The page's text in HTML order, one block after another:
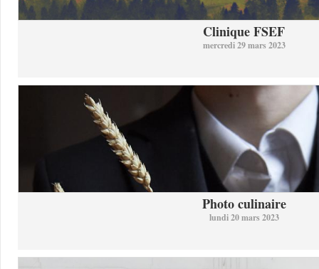
Clinique FSEF
mercredi 29 mars 2023
Photo culinaire
lundi 20 mars 2023